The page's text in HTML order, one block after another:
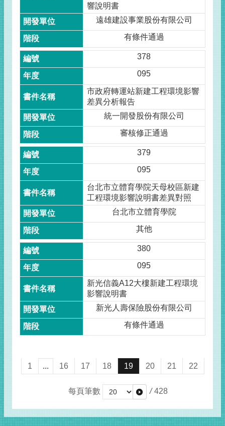
響說明書
遠雄建設事業股份有限公司
有條件通過
378
095
市政府轉運站新建工程環境影響
差異分析報告
統一開發股份有限公司
審核修正通過
379
095
台北市立體育學院天母校區新建
工程環境影響說明書差異對照
台北市立體育學院
其他
380
095
新光信義A12大樓新建工程環境
影響說明書
新光人壽保險股份有限公司
有條件通過
1 ... 16 17 18 19 20 21 22
每頁筆數 / 428